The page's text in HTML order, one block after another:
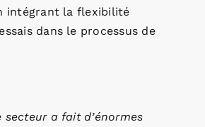
intégrant la flexibilité
dans le processus de
secteur a fait d’énormes